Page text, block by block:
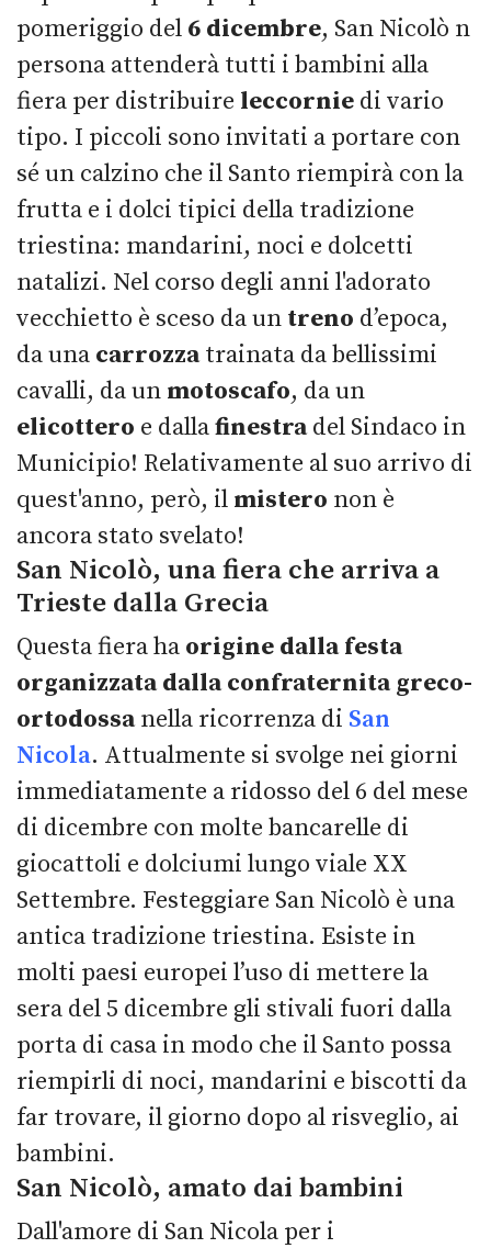
pomeriggio del 6 dicembre, San Nicolò n
persona attenderà tutti i bambini alla
fiera per distribuire leccornie di vario
tipo. I piccoli sono invitati a portare con
sé un calzino che il Santo riempirà con la
frutta e i dolci tipici della tradizione
triestina: mandarini, noci e dolcetti
natalizi. Nel corso degli anni l'adorato
vecchietto è sceso da un treno d’epoca,
da una carrozzatrainata da bellissimi
cavalli, da un motoscafo, da un
elicottero e dallafinestradel Sindaco in
Municipio! Relativamente al suo arrivo di
quest'anno, però, il mistero non è
ancora stato svelato!
San Nicolò, una fiera che arriva a
Trieste dalla Grecia
Questa fiera ha origine dalla festa
organizzata dalla confraternita greco-
ortodossanella ricorrenza di San
Nicola. Attualmente si svolge nei giorni
immediatamente a ridosso del 6 del mese
di dicembre con molte bancarelle di
giocattoli e dolciumi lungo viale XX
Settembre. Festeggiare San Nicolò è una
antica tradizione triestina. Esiste in
molti paesi europei l’uso di mettere la
sera del 5 dicembre gli stivali fuori dalla
porta di casa in modo che il Santo possa
riempirli di noci, mandarini e biscotti da
far trovare, il giorno dopo al risveglio, ai
bambini.
San Nicolò, amato dai bambini
Dall'amore di San Nicola per i